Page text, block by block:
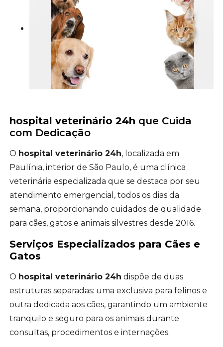
hospital veterinário 24h que Cuida
com Dedicação
O hospital veterinário 24h, localizada em
Paulínia, interior de São Paulo, é uma clínica
veterinária especializada que se destaca por seu
atendimento emergencial, todos os dias da
semana, proporcionando cuidados de qualidade
para cães, gatos e animais silvestres desde 2016.
Serviços Especializados para Cães e
Gatos
O hospital veterinário 24h dispõe de duas
estruturas separadas: uma exclusiva para felinos e
outra dedicada aos cães, garantindo um ambiente
tranquilo e seguro para os animais durante
consultas, procedimentos e internações.